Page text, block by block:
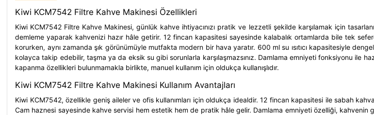
Kiwi KCM7542 Filtre Kahve Makinesi Özellikleri
Kiwi KCM7542 Filtre Kahve Makinesi, günlük kahve ihtiyacınızı pratik ve lezzetli şekilde karşılamak için
demleme yaparak kahvenizi hazır hâle getirir. 12 fincan kapasitesi sayesinde kalabalık ortamlarda bile tek
korurken, aynı zamanda şık görünümüyle mutfakta modern bir hava yaratır. 600 ml su ısıtıcı kapasitesiyle
kolayca takip edebilir, taşma ya da eksik su gibi sorunlarla karşılaşmazsınız. Damlama emniyeti fonksiyonu ile
kapanma özellikleri bulunmamakla birlikte, manuel kullanım için oldukça kullanışlıdır.
Kiwi KCM7542 Filtre Kahve Makinesi Kullanım Avantajları
Kiwi KCM7542, özellikle geniş aileler ve ofis kullanımları için oldukça idealdir. 12 fincan kapasitesi ile sabah
Cam haznesi sayesinde kahve servisi hem estetik hem de pratik hâle gelir. Damlama emniyeti özelliği, kahvenin